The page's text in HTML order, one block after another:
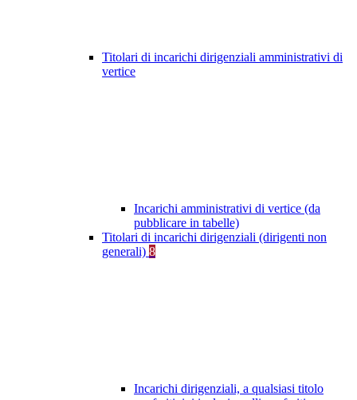
Titolari di incarichi dirigenziali amministrativi di
vertice
Incarichi amministrativi di vertice (da
pubblicare in tabelle)
Titolari di incarichi dirigenziali (dirigenti non
generali) 8
Incarichi dirigenziali, a qualsiasi titolo